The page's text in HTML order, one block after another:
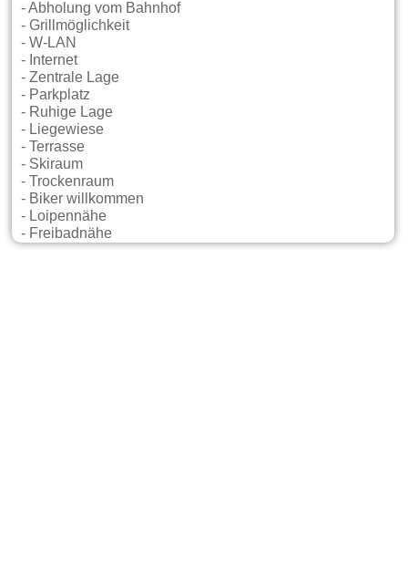
- Abholung vom Bahnhof
- Grillmöglichkeit
- W-LAN
- Internet
- Zentrale Lage
- Parkplatz
- Ruhige Lage
- Liegewiese
- Terrasse
- Skiraum
- Trockenraum
- Biker willkommen
- Loipennähe
- Freibadnähe